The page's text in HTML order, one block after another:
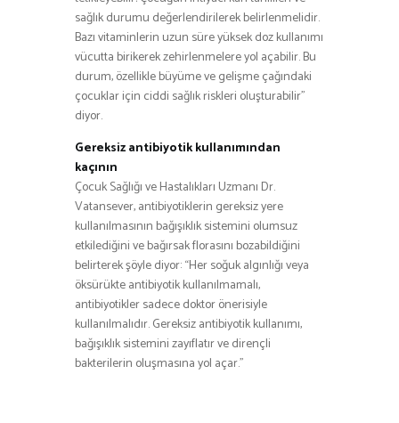
sağlık durumu değerlendirilerek belirlenmelidir.
Bazı vitaminlerin uzun süre yüksek doz kullanımı
vücutta birikerek zehirlenmelere yol açabilir. Bu
durum, özellikle büyüme ve gelişme çağındaki
çocuklar için ciddi sağlık riskleri oluşturabilir”
diyor.
Gereksiz antibiyotik kullanımından
kaçının
Çocuk Sağlığı ve Hastalıkları Uzmanı Dr.
Vatansever, antibiyotiklerin gereksiz yere
kullanılmasının bağışıklık sistemini olumsuz
etkilediğini ve bağırsak florasını bozabildiğini
belirterek şöyle diyor: “Her soğuk algınlığı veya
öksürükte antibiyotik kullanılmamalı,
antibiyotikler sadece doktor önerisiyle
kullanılmalıdır. Gereksiz antibiyotik kullanımı,
bağışıklık sistemini zayıflatır ve dirençli
bakterilerin oluşmasına yol açar.”